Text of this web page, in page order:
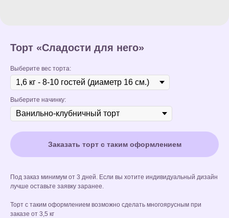
Торт «Сладости для него»
Выберите вес торта:
Выберите начинку:
Заказать торт с таким оформлением
Под заказ минимум от 3 дней. Если вы хотите индивидуальный дизайн
лучше оставьте заявку заранее.
Торт с таким оформлением возможно сделать многоярусным при
заказе от 3,5 кг